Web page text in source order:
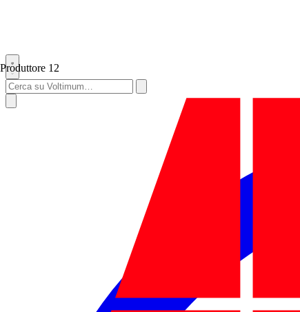
Produttore 12